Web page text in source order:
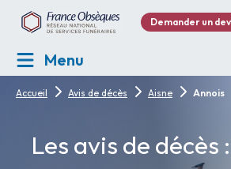
Demander un
Menu
Accueil Avis de décès Aisne Annois
Les avis de décès